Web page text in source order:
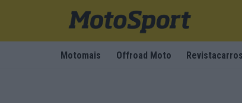
Motomais Offroad Moto Revistacarros